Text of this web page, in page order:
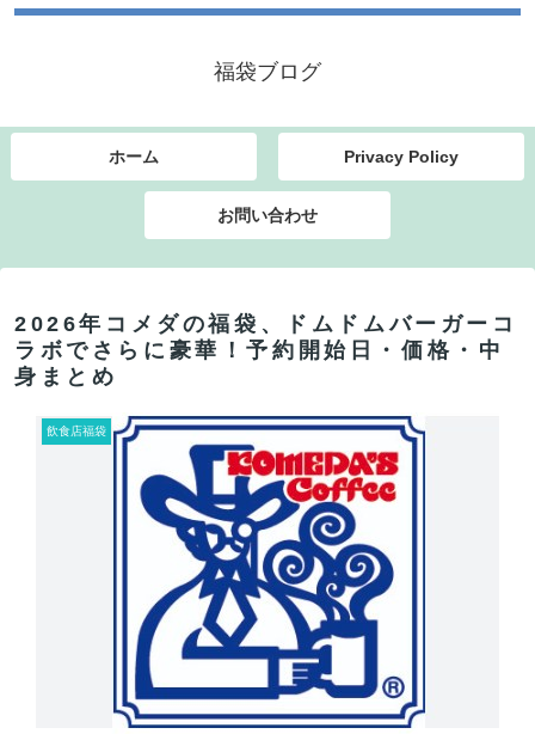
福袋ブログ
ホーム Privacy Policy
お問い合わせ
2026年コメダの福袋、ドムドムバーガーコ
ラボでさらに豪華！予約開始日・価格・中
身まとめ
飲食店福袋